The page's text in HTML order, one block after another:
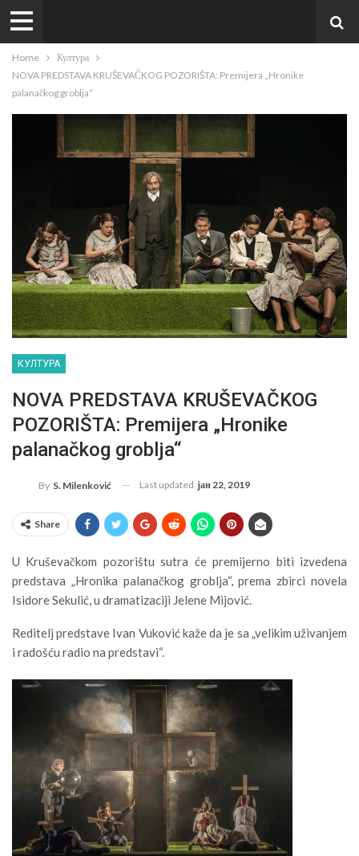
Home
Култура
NOVA PREDSTAVA KRUŠEVAČKOG POZORIŠTA: Premijera „Hronike
palanačkog groblja“
КУЛТУРА
NOVA PREDSTAVA KRUŠEVAČKOG
POZORIŠTA: Premijera „Hronike
palanačkog groblja“
By S. Milenković Last updated јан 22, 2019
Share
U Kruševačkom pozorištu sutra će premijerno biti izvedena
predstava „Hronika palanačkog groblja“, prema zbirci novela
Isidore Sekulić, u dramatizaciji Jelene Mijović.
Reditelj predstave Ivan Vuković kaže da je sa „velikim uživanjem
i radošću radio na predstavi“.